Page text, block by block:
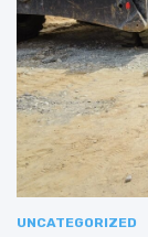
UNCATEGORIZED